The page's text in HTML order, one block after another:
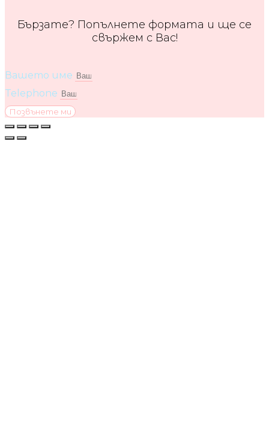
Бързате? Попълнете формата и ще се
свържем с Вас!
Вашето име
Telephone
Позвънете ми